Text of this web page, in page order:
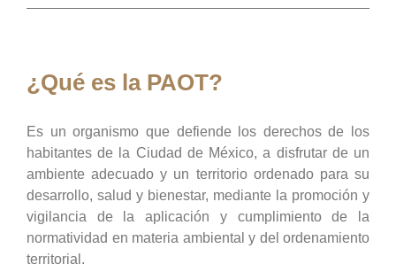
¿Qué es la PAOT?
Es un organismo que defiende los derechos de los
habitantes de la Ciudad de México, a disfrutar de un
ambiente adecuado y un territorio ordenado para su
desarrollo, salud y bienestar, mediante la promoción y
vigilancia de la aplicación y cumplimiento de la
normatividad en materia ambiental y del ordenamiento
territorial.